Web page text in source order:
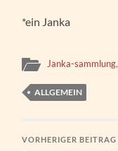
*ein Janka
Janka-sammlung,
ALLGEMEIN
VORHERIGER BEITRAG